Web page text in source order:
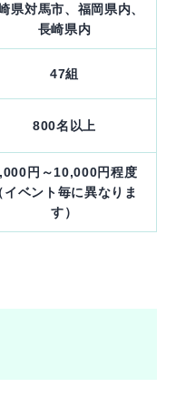
県対馬市、福岡県内、
長崎県内
47組
800名以上
円～10,000円程度
イベント毎に異なりま
す）